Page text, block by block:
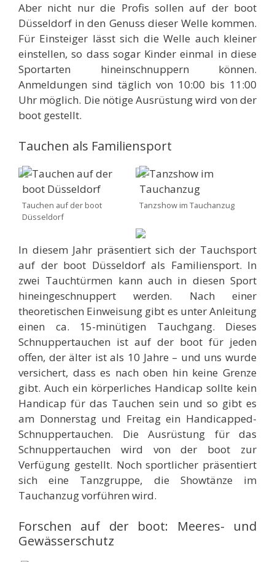
Aber nicht nur die Profis sollen auf der boot
Düsseldorf in den Genuss dieser Welle kommen.
Für Einsteiger lässt sich die Welle auch kleiner
einstellen, so dass sogar Kinder einmal in diese
Sportarten hineinschnuppern können.
Anmeldungen sind täglich von 10:00 bis 11:00
Uhr möglich. Die nötige Ausrüstung wird von der
boot gestellt.
Tauchen als Familiensport
Tauchen auf der boot
Düsseldorf
Tanzshow im Tauchanzug
In diesem Jahr präsentiert sich der Tauchsport
auf der boot Düsseldorf als Familiensport. In
zwei Tauchtürmen kann auch in diesen Sport
hineingeschnuppert werden. Nach einer
theoretischen Einweisung gibt es unter Anleitung
einen ca. 15-minütigen Tauchgang. Dieses
Schnuppertauchen ist auf der boot für jeden
offen, der älter ist als 10 Jahre – und uns wurde
versichert, dass es nach oben hin keine Grenze
gibt. Auch ein körperliches Handicap sollte kein
Handicap für das Tauchen sein und so gibt es
am Donnerstag und Freitag ein Handicapped-
Schnuppertauchen. Die Ausrüstung für das
Schnuppertauchen wird von der boot zur
Verfügung gestellt. Noch sportlicher präsentiert
sich eine Tanzgruppe, die Showtänze im
Tauchanzug vorführen wird.
Forschen auf der boot: Meeres- und
Gewässerschutz